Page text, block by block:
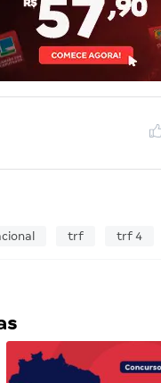
trf trf 4